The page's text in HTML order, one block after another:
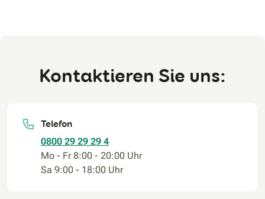
Kontaktieren Sie uns:
Telefon
0800 29 29 29 4
Mo - Fr 8:00 - 20:00 Uhr
Sa 9:00 - 18:00 Uhr